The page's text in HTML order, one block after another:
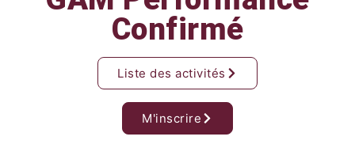
Confirmé
Liste des activités
M'inscrire